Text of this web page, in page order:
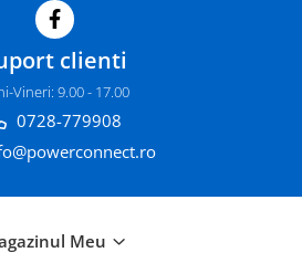
clienti
Vineri: 9.00 - 17.00
0728-779908
Meu